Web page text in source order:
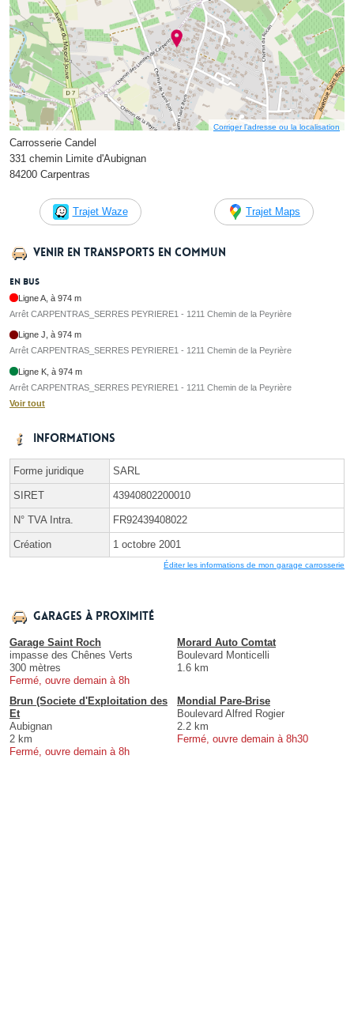
Corriger l’adresse ou la localisation
Carrosserie Candel
331 chemin Limite d'Aubignan
84200 Carpentras
Trajet Waze Trajet Maps
Venir en transports en commun
En bus
Ligne A, à 974 m
Arrêt CARPENTRAS_SERRES PEYRIERE1 - 1211 Chemin de la Peyrière
Ligne J, à 974 m
Arrêt CARPENTRAS_SERRES PEYRIERE1 - 1211 Chemin de la Peyrière
Ligne K, à 974 m
Arrêt CARPENTRAS_SERRES PEYRIERE1 - 1211 Chemin de la Peyrière
Voir tout
Informations
Forme juridique SARL
SIRET 43940802200010
N° TVA Intra. FR92439408022
Création 1 octobre 2001
Éditer les informations de mon garage carrosserie
Garages à proximité
Garage Saint Roch
impasse des Chênes Verts
300 mètres
Fermé, ouvre demain à 8h
Morard Auto Comtat
Boulevard Monticelli
1.6 km
Brun (Societe d'Exploitation des
Et
Aubignan
2 km
Fermé, ouvre demain à 8h
Mondial Pare-Brise
Boulevard Alfred Rogier
2.2 km
Fermé, ouvre demain à 8h30